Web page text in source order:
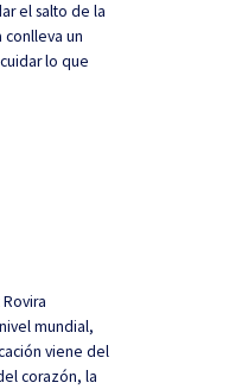
el salto de la
conlleva un
lo que
mundial,
viene del
corazón, la